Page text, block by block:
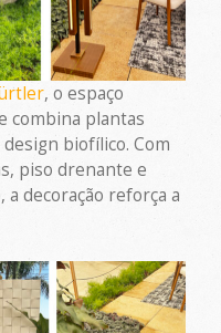
, o espaço
combina plantas
biofílico. Com
piso drenante e
decoração reforça a